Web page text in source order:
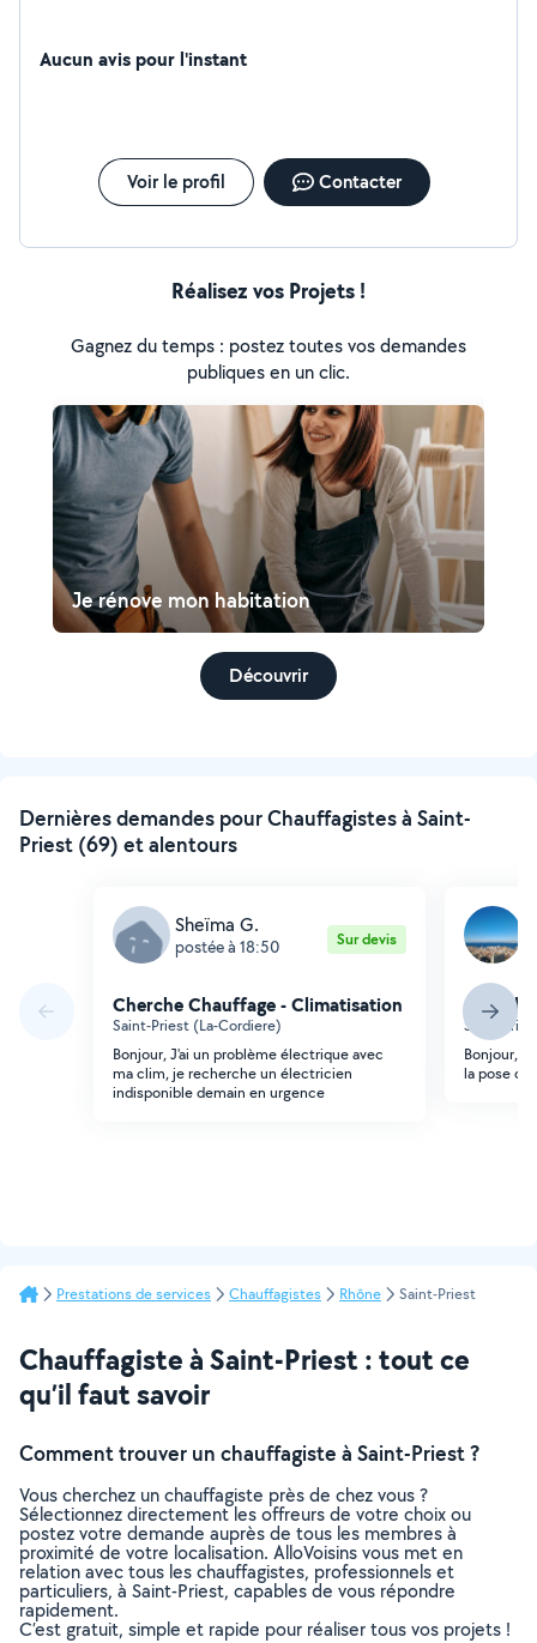
Aucun avis pour l'instant
Voir le profil Contacter
Réalisez vos Projets !
Gagnez du temps : postez toutes vos demandes
publiques en un clic.
Je rénove mon habitation
Découvrir
Dernières demandes pour Chauffagistes à Saint-
Priest (69) et alentours
Sheïma G.
postée à 18:50 Sur devis
Cherche Chauffage - Climatisation
Saint-Priest (La-Cordiere)
Bonjour, J'ai un problème électrique avec
ma clim, je recherche un électricien
indisponible demain en urgence
Saint-
Bonjour,
la pose
Prestations de services Chauffagistes Rhône Saint-Priest
Chauffagiste à Saint-Priest : tout ce
qu’il faut savoir
Comment trouver un chauffagiste à Saint-Priest ?
Vous cherchez un chauffagiste près de chez vous ?
Sélectionnez directement les offreurs de votre choix ou
postez votre demande auprès de tous les membres à
proximité de votre localisation. AlloVoisins vous met en
relation avec tous les chauffagistes, professionnels et
particuliers, à Saint-Priest, capables de vous répondre
rapidement.
C’est gratuit, simple et rapide pour réaliser tous vos projets !